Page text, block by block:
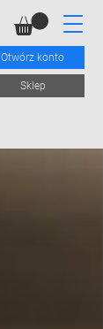
Otwórz konto
Sklep